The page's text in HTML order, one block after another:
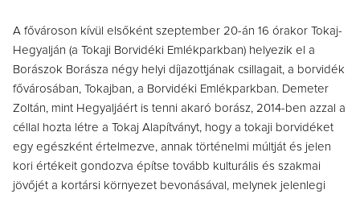
A fővároson kívül elsőként szeptember 20-án 16 órakor Tokaj-
Hegyalján (a Tokaji Borvidéki Emlékparkban) helyezik el a
Borászok Borásza négy helyi díjazottjának csillagait, a borvidék
fővárosában, Tokajban, a Borvidéki Emlékparkban. Demeter
Zoltán, mint Hegyaljáért is tenni akaró borász, 2014-ben azzal a
céllal hozta létre a Tokaj Alapítványt, hogy a tokaji borvidéket
egy egészként értelmezve, annak történelmi múltját és jelen
kori értékeit gondozva építse tovább kulturális és szakmai
jövőjét a kortársi környezet bevonásával, melynek jelenlegi